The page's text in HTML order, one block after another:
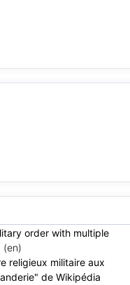
order with multiple
(en)
religieux militaire aux
de Wikipédia